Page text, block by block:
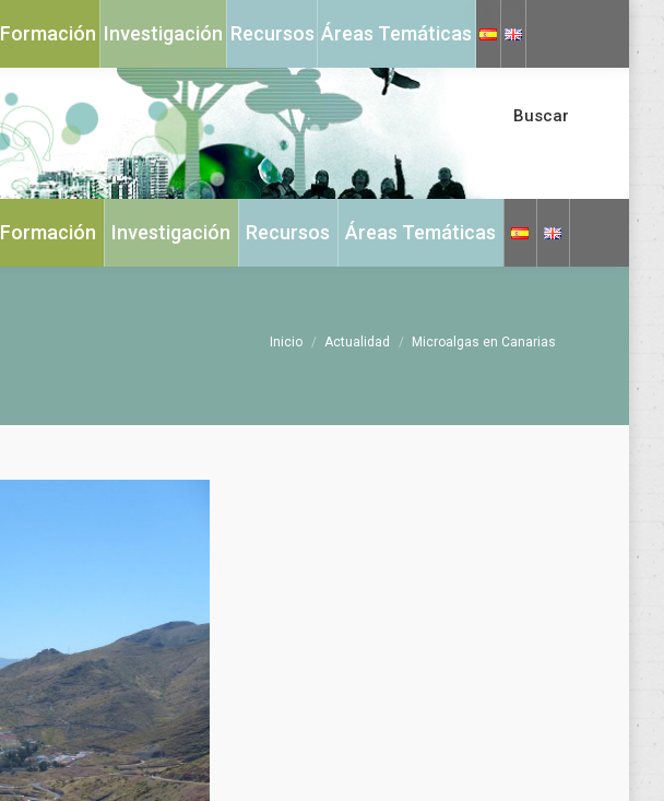
X
Instagram
in
Buscar
Formación Investigación Recursos Áreas Temáticas
Estás aquí:
Inicio Actualidad Microalgas en Canarias
Formación Investigación Recursos Áreas Temáticas